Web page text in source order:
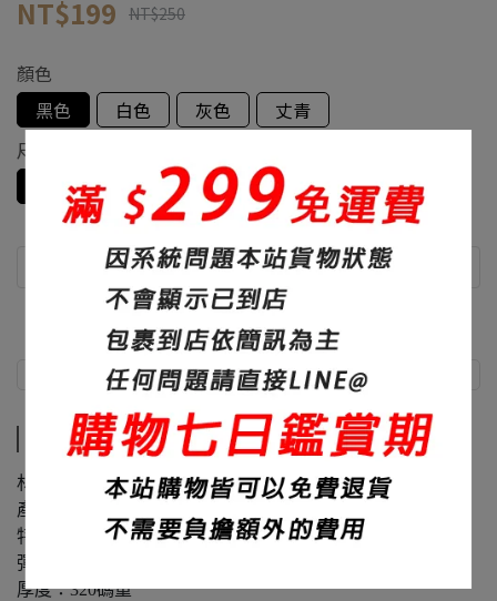
NT$199 NT$250
顏色
黑色
白色 灰色
丈青
尺寸
M L XL
商品介紹 尺寸說明
商品介紹
材質：60%棉+40%聚酯纖維
產地：台灣
特色：修身、布料滑順
彈性：微
厚度：320碼重